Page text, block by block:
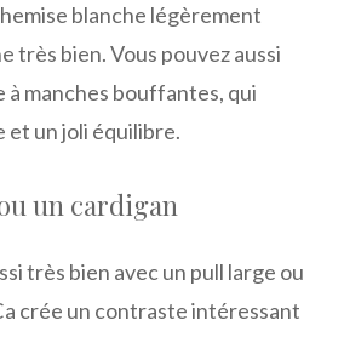
blanche légèrement
très bien. Vous pouvez aussi
à manches bouffantes, qui
et un joli équilibre.
un cardigan
très bien avec un pull large ou
crée un contraste intéressant